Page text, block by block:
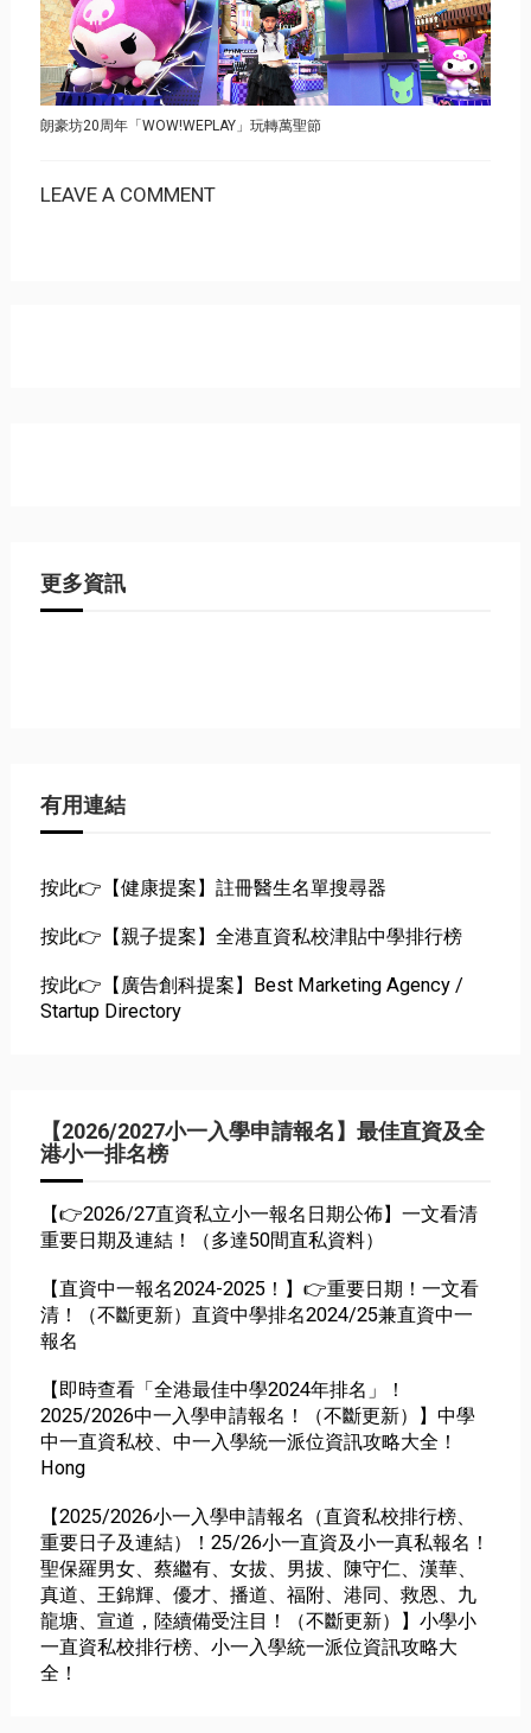
朗豪坊20周年「WOW!WEPLAY」玩轉萬聖節
LEAVE A COMMENT
更多資訊
有用連結
按此👉【健康提案】註冊醫生名單搜尋器
按此👉【親子提案】全港直資私校津貼中學排行榜
按此👉【廣告創科提案】Best Marketing Agency /
Startup Directory
【2026/2027小一入學申請報名】最佳直資及全
港小一排名榜
【👉2026/27直資私立小一報名日期公佈】一文看清
重要日期及連結！（多達50間直私資料）
【直資中一報名2024-2025！】👉重要日期！一文看
清！（不斷更新）直資中學排名2024/25兼直資中一
報名
【即時查看「全港最佳中學2024年排名」！
2025/2026中一入學申請報名！（不斷更新）】中學
中一直資私校、中一入學統一派位資訊攻略大全！
Hong
【2025/2026小一入學申請報名（直資私校排行榜、
重要日子及連結）！25/26小一直資及小一真私報名！
聖保羅男女、蔡繼有、女拔、男拔、陳守仁、漢華、
真道、王錦輝、優才、播道、福附、港同、救恩、九
龍塘、宣道，陸續備受注目！（不斷更新）】小學小
一直資私校排行榜、小一入學統一派位資訊攻略大
全！